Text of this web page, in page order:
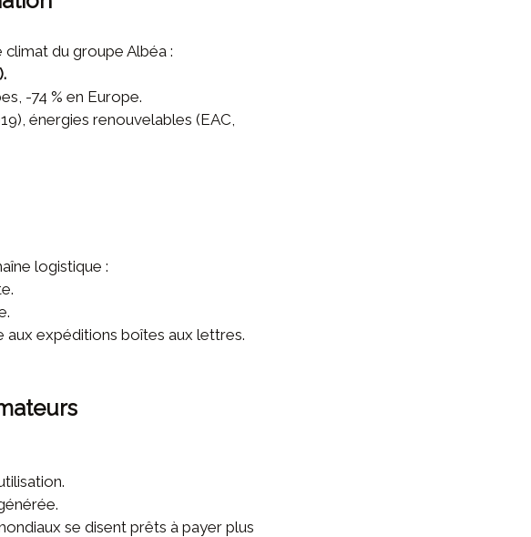
climat du groupe Albéa :
-74 % en Europe.
énergies renouvelables (EAC,
logistique :
expéditions boîtes aux lettres.
se disent prêts à payer plus